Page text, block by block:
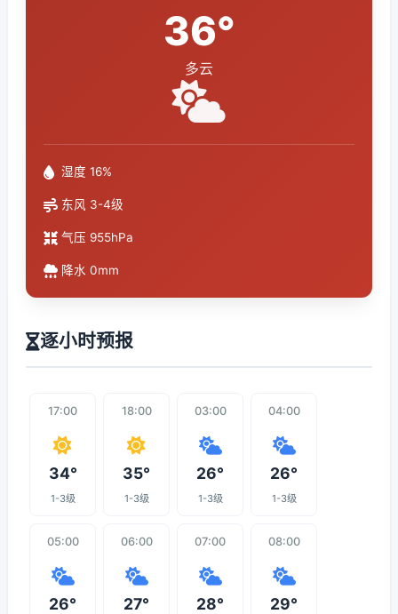
36°
多云
湿度 16%
东风 3-4级
气压 955hPa
降水 0mm
逐小时预报
17:00
34°
1-3级
18:00
35°
1-3级
03:00
26°
1-3级
04:00
26°
1-3级
05:00
26°
06:00
27°
07:00
28°
08:00
29°